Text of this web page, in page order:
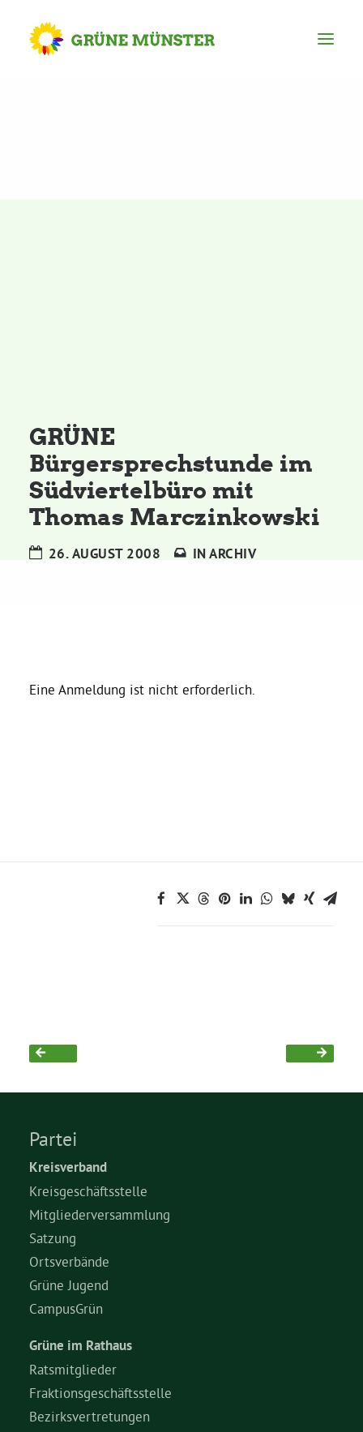
Grünes Zentrum
Personen
Sylvia Rietenberg, MdB
Aktiv werden
Termine
Arbeitsgruppen
Kommunalpolitik
GRÜNE
Bürgersprechstunde im
Südviertelbüro mit
Thomas Marczinkowski
26. AUGUST 2008 INARCHIV
Eine Anmeldung ist nicht erforderlich.
Partei
Kreisverband
Kreisgeschäftsstelle
Mitgliederversammlung
Satzung
Ortsverbände
Grüne Jugend
CampusGrün
Grüne im Rathaus
Ratsmitglieder
Fraktionsgeschäftsstelle
Bezirksvertretungen